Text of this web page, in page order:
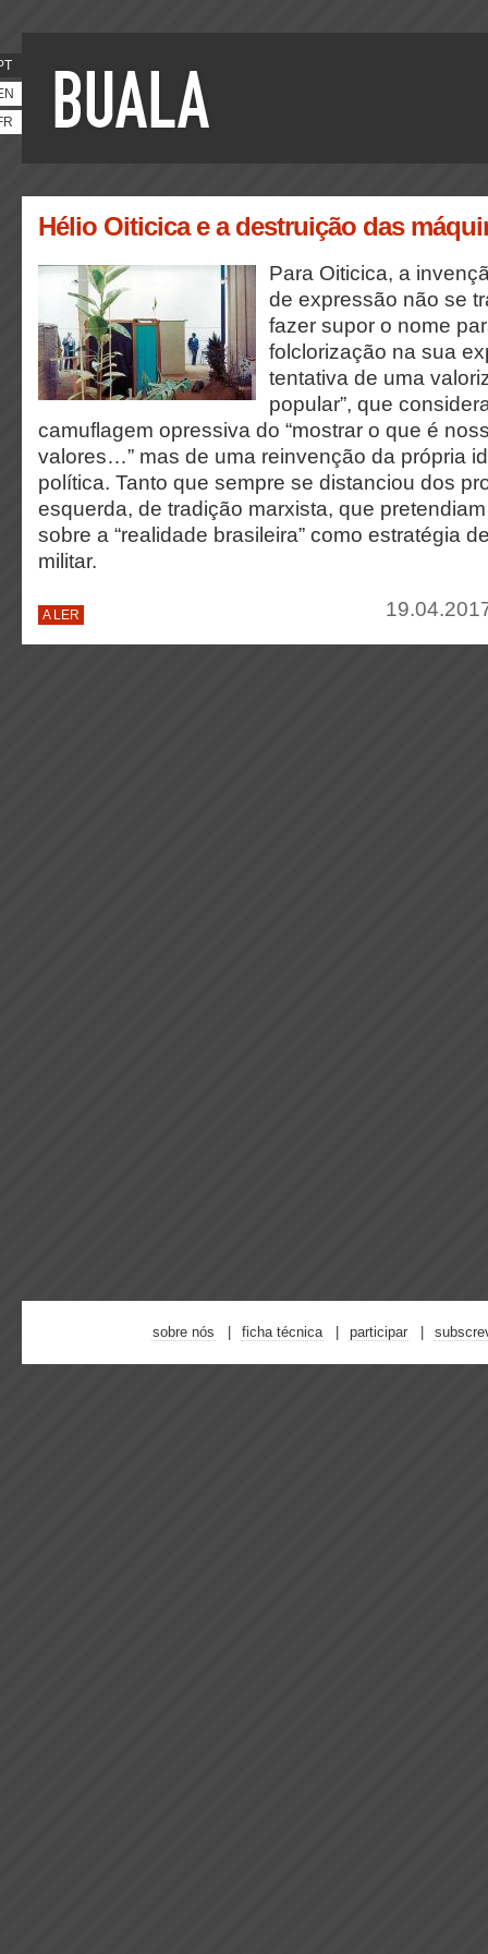
Hélio Oiticica e a destruição das
Para Oiticica, a
de expressão não se
fazer supor o nome
folclorização na sua
tentativa de uma
popular”, que
camuflagem opressiva do “mostrar o que é
valores…” mas de uma reinvenção da própria
política. Tanto que sempre se distanciou dos
esquerda, de tradição marxista, que
sobre a “realidade brasileira” como estratégia
militar.
A LER
sobre nós ficha técnica participar